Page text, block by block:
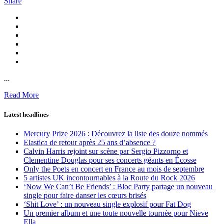
...
Read More
Latest headlines
Mercury Prize 2026 : Découvrez la liste des douze nommés
Elastica de retour après 25 ans d’absence ?
Calvin Harris rejoint sur scène par Sergio Pizzorno et
Clementine Douglas pour ses concerts géants en Écosse
Only the Poets en concert en France au mois de septembre
5 artistes UK incontournables à la Route du Rock 2026
‘Now We Can’t Be Friends’ : Bloc Party partage un nouveau
single pour faire danser les cœurs brisés
‘Shit Love’ : un nouveau single explosif pour Fat Dog
Un premier album et une toute nouvelle tournée pour Nieve
Ella